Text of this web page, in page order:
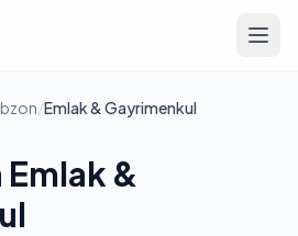
/Emlak & Gayrimenkul
&